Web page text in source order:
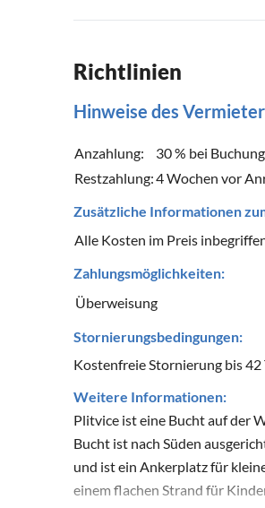
Richtlinien
Hinweise des
Anzahlung:
30 % bei Buchung
Restzahlung:4 Wochen vor
Zusätzliche Informationen
Alle Kosten im Preis
Zahlungsmöglichkeiten:
Überweisung
Stornierungsbedingungen:
Kostenfreie Stornierung bis 42
Weitere Informationen:
Plitvice ist eine Bucht auf der
Bucht ist nach Süden
und ist ein Ankerplatz für
einem flachen Strand für